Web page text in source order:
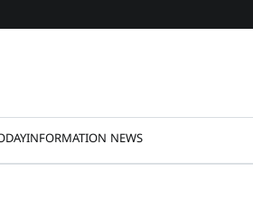
INFORMATION NEWS